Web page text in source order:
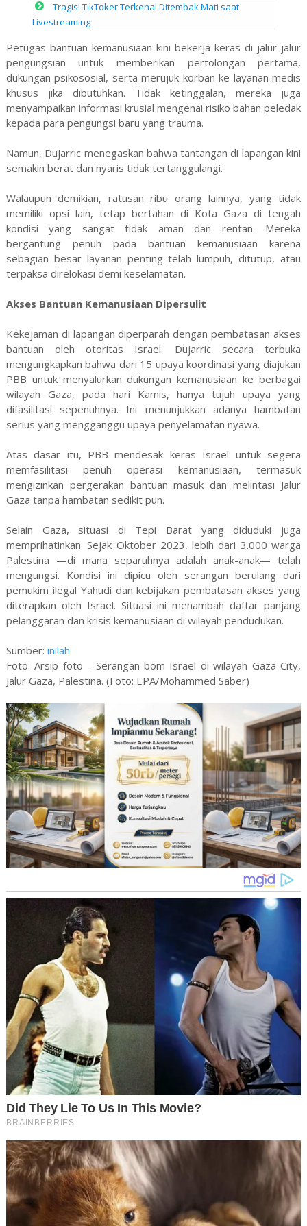
Tragis! TikToker Terkenal Ditembak Mati saat
Livestreaming
Petugas bantuan kemanusiaan kini bekerja keras di jalur-jalur
pengungsian untuk memberikan pertolongan pertama,
dukungan psikososial, serta merujuk korban ke layanan medis
khusus jika dibutuhkan. Tidak ketinggalan, mereka juga
menyampaikan informasi krusial mengenai risiko bahan peledak
kepada para pengungsi baru yang trauma.
Namun, Dujarric menegaskan bahwa tantangan di lapangan kini
semakin berat dan nyaris tidak tertanggulangi.
Walaupun demikian, ratusan ribu orang lainnya, yang tidak
memiliki opsi lain, tetap bertahan di Kota Gaza di tengah
kondisi yang sangat tidak aman dan rentan. Mereka
bergantung penuh pada bantuan kemanusiaan karena
sebagian besar layanan penting telah lumpuh, ditutup, atau
terpaksa direlokasi demi keselamatan.
Akses Bantuan Kemanusiaan Dipersulit
Kekejaman di lapangan diperparah dengan pembatasan akses
bantuan oleh otoritas Israel. Dujarric secara terbuka
mengungkapkan bahwa dari 15 upaya koordinasi yang diajukan
PBB untuk menyalurkan dukungan kemanusiaan ke berbagai
wilayah Gaza, pada hari Kamis, hanya tujuh upaya yang
difasilitasi sepenuhnya. Ini menunjukkan adanya hambatan
serius yang mengganggu upaya penyelamatan nyawa.
Atas dasar itu, PBB mendesak keras Israel untuk segera
memfasilitasi penuh operasi kemanusiaan, termasuk
mengizinkan pergerakan bantuan masuk dan melintasi Jalur
Gaza tanpa hambatan sedikit pun.
Selain Gaza, situasi di Tepi Barat yang diduduki juga
memprihatinkan. Sejak Oktober 2023, lebih dari 3.000 warga
Palestina —di mana separuhnya adalah anak-anak— telah
mengungsi. Kondisi ini dipicu oleh serangan berulang dari
pemukim ilegal Yahudi dan kebijakan pembatasan akses yang
diterapkan oleh Israel. Situasi ini menambah daftar panjang
pelanggaran dan krisis kemanusiaan di wilayah pendudukan.
Sumber: inilah
Foto: Arsip foto - Serangan bom Israel di wilayah Gaza City,
Jalur Gaza, Palestina. (Foto: EPA/Mohammed Saber)